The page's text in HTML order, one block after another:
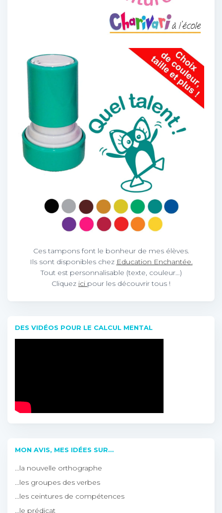
Ces tampons font le bonheur de mes élèves.
Ils sont disponibles chez Education Enchantée.
Tout est personnalisable (texte, couleur…)
Cliquez ici pour les découvrir tous !
DES VIDÉOS POUR LE CALCUL MENTAL
MON AVIS, MES IDÉES SUR…
…la nouvelle orthographe
…les groupes des verbes
…les ceintures de compétences
…le prédicat